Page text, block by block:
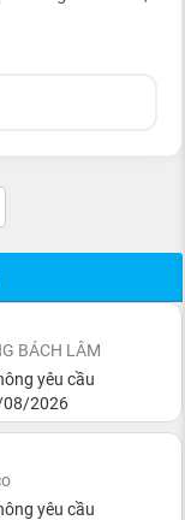
BÁCH LÂM
yêu cầu
2026
yêu cầu